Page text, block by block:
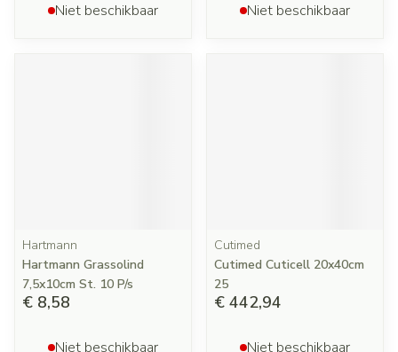
Niet beschikbaar Niet beschikbaar
Hartmann
Hartmann Grassolind
7,5x10cm St. 10 P/s
€ 8,58
Niet beschikbaar
Cutimed
Cutimed Cuticell 20x40cm
25
€ 442,94
Niet beschikbaar